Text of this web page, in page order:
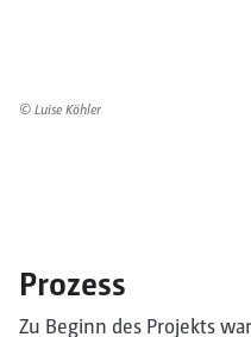
© Luise Köhler
Prozess
Zu Beginn des Projekts